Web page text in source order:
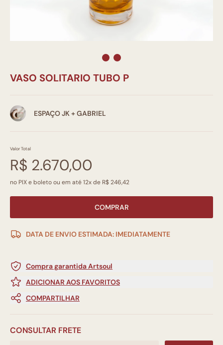
VASO SOLITARIO TUBO P
ESPAÇO JK + GABRIEL
Valor Total
R$ 2.670,00
no PIX e boleto ou em até 12x de R$ 246,42
COMPRAR
DATA DE ENVIO ESTIMADA: IMEDIATAMENTE
Compra garantida Artsoul
ADICIONAR AOS FAVORITOS
COMPARTILHAR
CONSULTAR FRETE